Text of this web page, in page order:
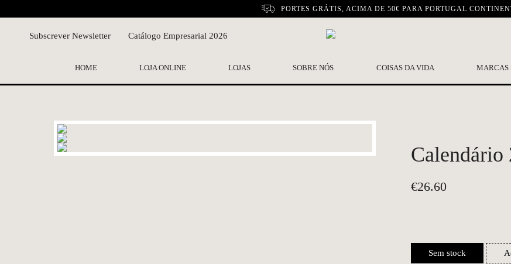
PORTES GRÁTIS, ACIMA DE 50€ PARA PORTUGAL
Subscrever Newsletter Catálogo Empresarial 2026
HOME LOJA ONLINE LOJAS SOBRE NÓS COISAS DA VIDA MARCAS
Calendário
€26.60
Sem stock